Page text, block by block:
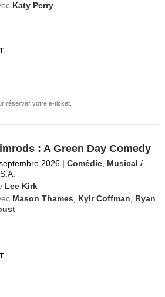
Katy Perry
réserver votre e-ticket.
: A Green Day Comedy
2026 | Comédie Musical /
Lee Kirk
Mason Thames Kylr Coffman
Ryan